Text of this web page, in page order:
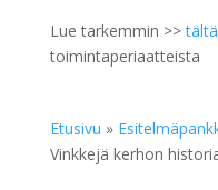
Lue tarkemmin >>
toimintaperiaatteista
Etusivu »
Vinkkejä kerhon